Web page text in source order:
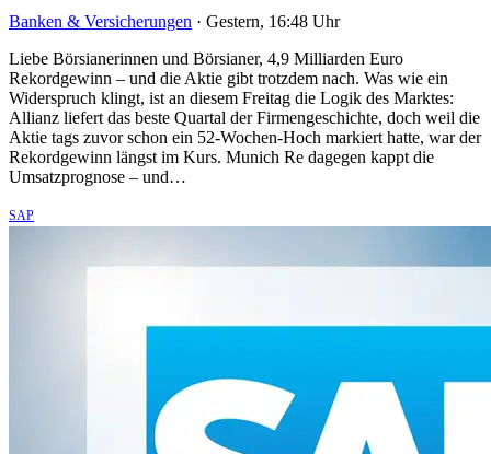
Banken & Versicherungen · Gestern, 16:48 Uhr
Liebe Börsianerinnen und Börsianer, 4,9 Milliarden Euro
Rekordgewinn – und die Aktie gibt trotzdem nach. Was wie ein
Widerspruch klingt, ist an diesem Freitag die Logik des Marktes:
Allianz liefert das beste Quartal der Firmengeschichte, doch weil die
Aktie tags zuvor schon ein 52-Wochen-Hoch markiert hatte, war der
Rekordgewinn längst im Kurs. Munich Re dagegen kappt die
Umsatzprognose – und…
SAP